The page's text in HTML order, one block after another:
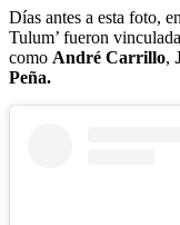
Días antes a esta foto,
Tulum’ fueron
como André Carrillo,
Peña.